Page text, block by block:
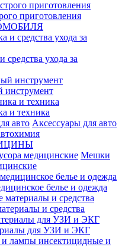
приготовления
средства ухода за
инструмент
и техника
Аксессуары для авто
Мешки
белье и одежда
и средства
для УЗИ и ЭКГ